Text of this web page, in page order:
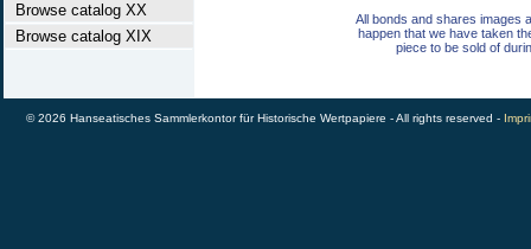
Browse catalog XX
Browse catalog XIX
All bonds and shares images
happen that we have taken
piece to be sold of
© 2026 Hanseatisches Sammlerkontor für Historische Wertpapiere - All rights reserved -